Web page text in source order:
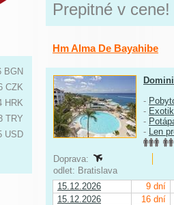
BGN
CZK
HRK
TRY
USD
Prepitné v cene!
Hm Alma De Bayahibe
-
-
-
- Len
Doprava:
odlet: Bratislava
15.12.2026
9 dní
15.12.2026
16 dní